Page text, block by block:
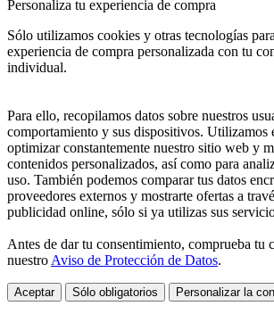
Personaliza tu experiencia de compra
Sólo utilizamos cookies y otras tecnologías
experiencia de compra personalizada con tu
individual.
Para ello, recopilamos datos sobre nuestros
comportamiento y sus dispositivos. Utilizamos
optimizar constantemente nuestro sitio web y
contenidos personalizados, así como para
uso. También podemos comparar tus datos
proveedores externos y mostrarte ofertas a
publicidad online, sólo si ya utilizas sus
Antes de dar tu consentimiento, comprueba tu
nuestro Aviso de Protección de Datos.
Aceptar Sólo obligatorios Personalizar la